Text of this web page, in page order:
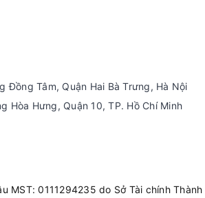
trời. Nhưng bù lại, Dell Inspiron 7425
nhược điểm của nó là sẽ bị nhiễu hạt khi
Đồng Tâm, Quận Hai Bà Trưng, Hà Nội
Hòa Hưng, Quận 10, TP. Hồ Chí Minh
MST: 0111294235 do Sở Tài chính Thành